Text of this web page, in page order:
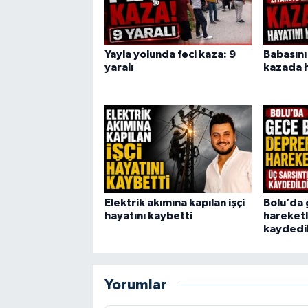
Yayla yolunda feci kaza: 9
yaralı
kazada
Elektrik akımına kapılan işçi
hayatını kaybetti
Yorumlar